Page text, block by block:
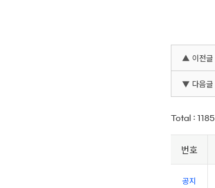
▲ 이전글
▼ 다음글
Total :1185
번호
공지